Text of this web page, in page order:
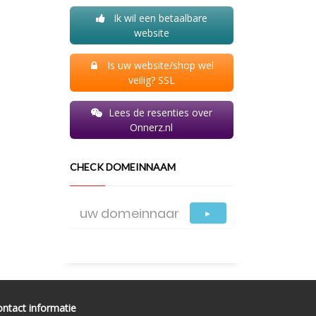
Ik wil een betaalbare
website
Is uw website/shop wel
veilig? SSL
Lees de resenties over
Onnerz.nl
CHECK DOMEINNAAM
►
informatie